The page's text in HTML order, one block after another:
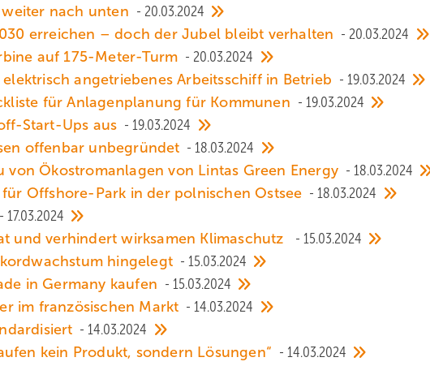
nach unten
20.03.2024
erreichen – doch der Jubel bleibt verhalten
20.03.2024
auf 175-Meter-Turm
20.03.2024
angetriebenes Arbeitsschiff in Betrieb
19.03.2024
für Anlagenplanung für Kommunen
19.03.2024
Start-Ups aus
19.03.2024
offenbar unbegründet
18.03.2024
von Ökostromanlagen von Lintas Green Energy
18.03.2024
Offshore-Park in der polnischen Ostsee
18.03.2024
17.03.2024
und verhindert wirksamen Klimaschutz
15.03.2024
hingelegt
15.03.2024
in Germany kaufen
15.03.2024
im französischen Markt
14.03.2024
14.03.2024
kein Produkt, sondern Lösungen“
14.03.2024